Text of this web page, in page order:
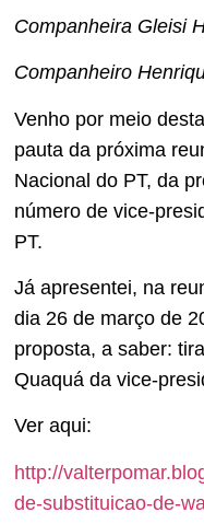
Companheira Gleisi
Companheiro
Venho por meio
pauta da próxima
Nacional do PT, da
número de vice-
PT.
Já apresentei, na
dia 26 de março de
proposta, a saber:
Quaquá da vice-
Ver aqui:
http://
de-substituicao-de-